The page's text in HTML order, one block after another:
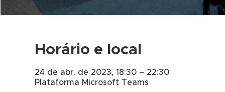
Horário e local
24 de abr. de 2023, 18:30 – 22:30
Plataforma Microsoft Teams